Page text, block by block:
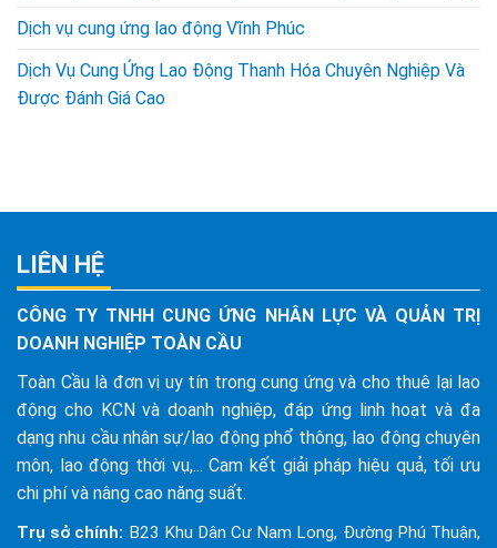
Dịch vụ cung ứng lao động Vĩnh Phúc
Dịch Vụ Cung Ứng Lao Động Thanh Hóa Chuyên Nghiệp Và
Được Đánh Giá Cao
LIÊN HỆ
CÔNG TY TNHH CUNG ỨNG NHÂN LỰC VÀ QUẢN TRỊ
DOANH NGHIỆP TOÀN CẦU
Toàn Cầu là đơn vị uy tín trong cung ứng và cho thuê lại lao
động cho KCN và doanh nghiệp, đáp ứng linh hoạt và đa
dạng nhu cầu nhân sự/lao động phổ thông, lao động chuyên
môn, lao động thời vụ,... Cam kết giải pháp hiệu quả, tối ưu
chi phí và nâng cao năng suất.
Trụ sở chính: B23 Khu Dân Cư Nam Long, Đường Phú Thuận,